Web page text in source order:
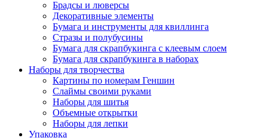
Брадсы и люверсы
Декоративные элементы
Бумага и инструменты для квиллинга
Стразы и полубусины
Бумага для скрапбукинга с клеевым слоем
Бумага для скрапбукинга в наборах
Наборы для творчества
Картины по номерам Геншин
Слаймы своими руками
Наборы для шитья
Объемные открытки
Наборы для лепки
Упаковка